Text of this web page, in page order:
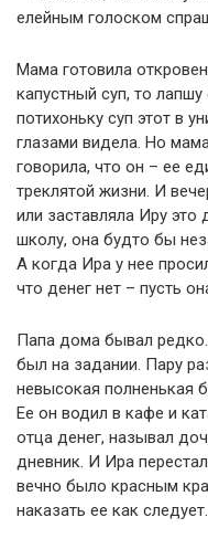
елейным голоском
Мама готовила
капустный суп, то
потихоньку суп этот в
глазами видела. Но
говорила, что он – ее
треклятой жизни. И
или заставляла Иру это
школу, она будто бы
А когда Ира у нее
что денег нет – пусть
Папа дома бывал
был на задании. Пару
невысокая полненькая
Ее он водил в кафе и
отца денег, называл
дневник. И Ира
вечно было красным
наказать ее как следует.